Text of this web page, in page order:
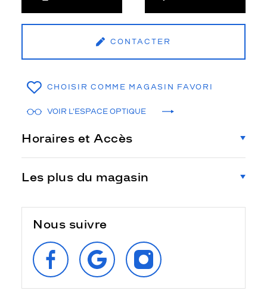
CONTACTER
CHOISIR COMME MAGASIN FAVORI
VOIR L'ESPACE OPTIQUE
Horaires et Accès
Les plus du magasin
Nous suivre
SUIVEZ‑NOUS
SUR
FACEBOOK
RETROUVEZ‑NOUS
SUR
GOOGLE
SUIVEZ‑NOUS
SUR
INSTAGRAM